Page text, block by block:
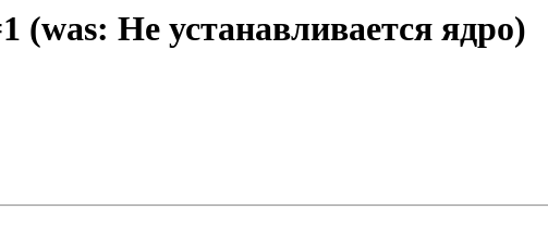
Не устанавливается ядро)